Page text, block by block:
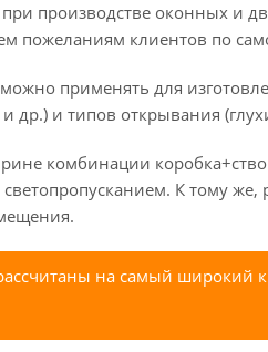
производстве оконных и
пожеланиям клиентов по
применять для
др.) и типов открывания
комбинации
К тому
на самый широкий